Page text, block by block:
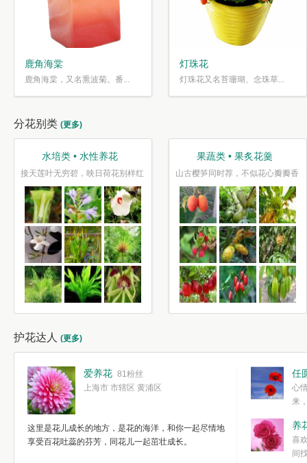
鹿角海棠
鹿角海棠，又名熏波菊。番...
灯珠花
灯珠花又名苔珊瑚、念珠草...
分花别类 (更多)
水培类 • 水性养花
接天莲叶无穷碧，映日荷花别样红
果蔬类 • 果炙花羹
山古樱笋同时荐，不似花心瓣瓣香
护花达人 (更多)
爱养花 81粉丝
上海市 市辖区 黄浦区
这里是花儿成长的地方，是花的海洋，和你一起尽情地
享受百花吐蕊的芬芳，同花儿一起茁壮成长。
任
心
来
简单愉快的心
我们自己复杂
养
喜
间